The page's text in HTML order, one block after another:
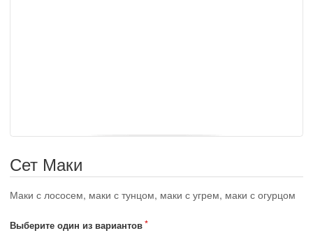
Сет Маки
Маки с лососем, маки с тунцом, маки с угрем, маки с огурцом
Выберите один из вариантов